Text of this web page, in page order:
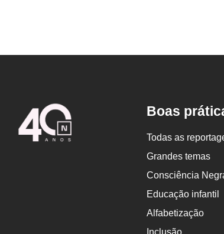
Boas
Todas as
Grandes temas
Consciência
Educação infantil
Alfabetização
Inclusão